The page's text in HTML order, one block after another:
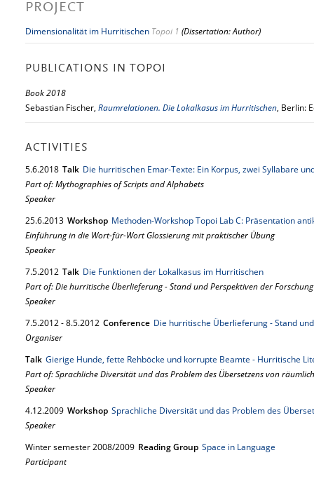
PROJECT
Dimensionalität im Hurritischen Topoi 1 (Dissertation: Author)
PUBLICATIONS IN TOPOI
Book 2018
Sebastian Fischer, Raumrelationen. Die Lokalkasus im Hurritischen, Berlin:
ACTIVITIES
5.6.2018 Talk Die hurritischen Emar-Texte: Ein Korpus, zwei Syllabare
Part of: Mythographies of Scripts and Alphabets
Speaker
25.6.2013 Workshop Methoden-Workshop Topoi Lab C: Präsentation
Einführung in die Wort-für-Wort Glossierung mit praktischer Übung
Speaker
7.5.2012 Talk Die Funktionen der Lokalkasus im Hurritischen
Part of: Die hurritische Überlieferung - Stand und Perspektiven der Forschung
Speaker
7.5.2012-8.5.2012 Conference Die hurritische Überlieferung - Stand
Organiser
Talk Gierige Hunde, fette Rehböcke und korrupte Beamte - Hurritische
Part of: Sprachliche Diversität und das Problem des Übersetzens von
Speaker
4.12.2009 Workshop Sprachliche Diversität und das Problem des
Speaker
Winter semester 2008/2009 Reading Group Space in Language
Participant